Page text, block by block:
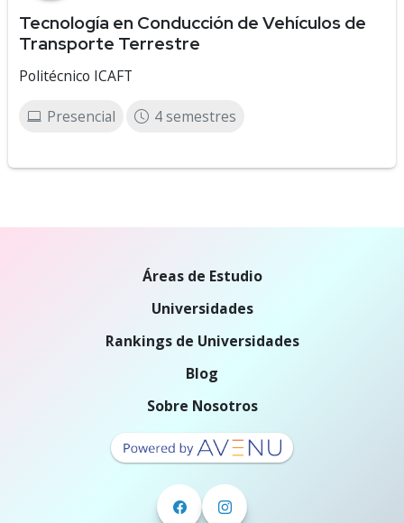
Tecnología en Conducción de Vehículos de
Transporte Terrestre
Politécnico ICAFT
Presencial 4 semestres
Áreas de Estudio
Universidades
Rankings de Universidades
Blog
Sobre Nosotros